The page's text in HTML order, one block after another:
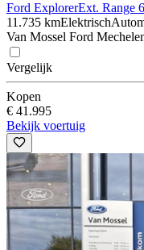
Ford ExplorerExt. Range
11.735 kmElektrisch
Van Mossel Ford
Vergelijk
Kopen
€ 41.995
Bekijk voertuig